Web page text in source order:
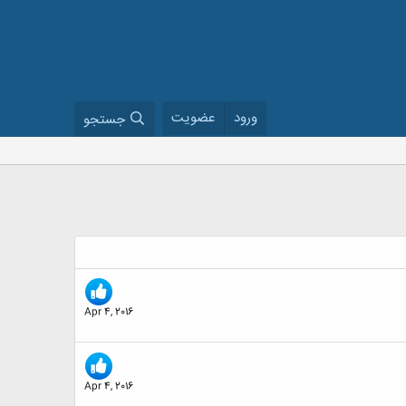
ورود عضویت جستجو
Apr 4, 2016
Apr 4, 2016